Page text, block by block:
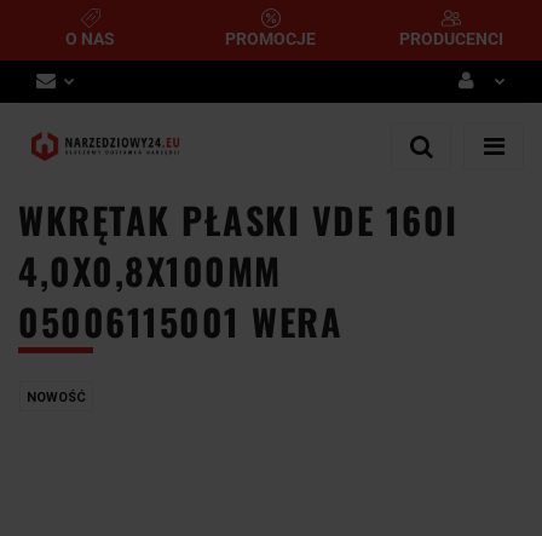
O NAS PROMOCJE PRODUCENCI
Zaloguj się
Dodaj zgłoszenie
WKRĘTAK PŁASKI VDE 160I
4,0X0,8X100MM
05006115001 WERA
NOWOŚĆ